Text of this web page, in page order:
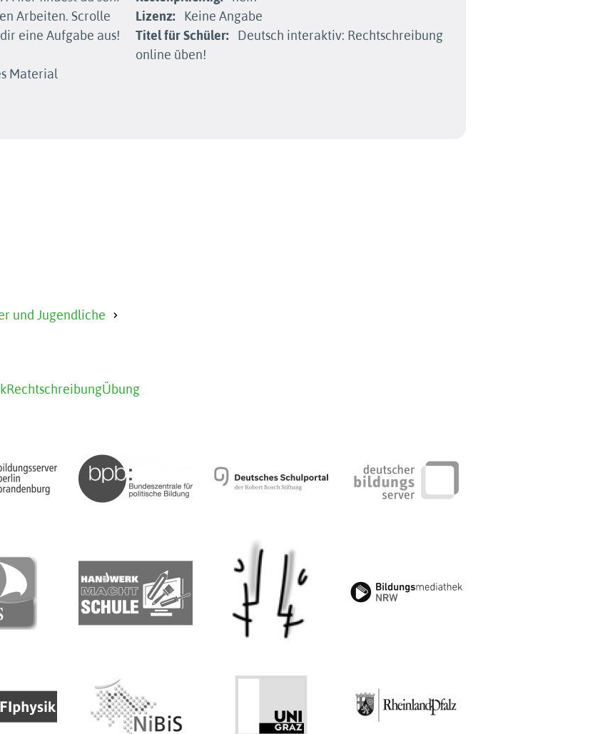
Arbeiten. Scrolle
eine Aufgabe aus!
Material
Lizenz:
Keine Angabe
Titel für Schüler:
Deutsch interaktiv: Rechtschreibung
online üben!
und Jugendliche
RechtschreibungÜbung